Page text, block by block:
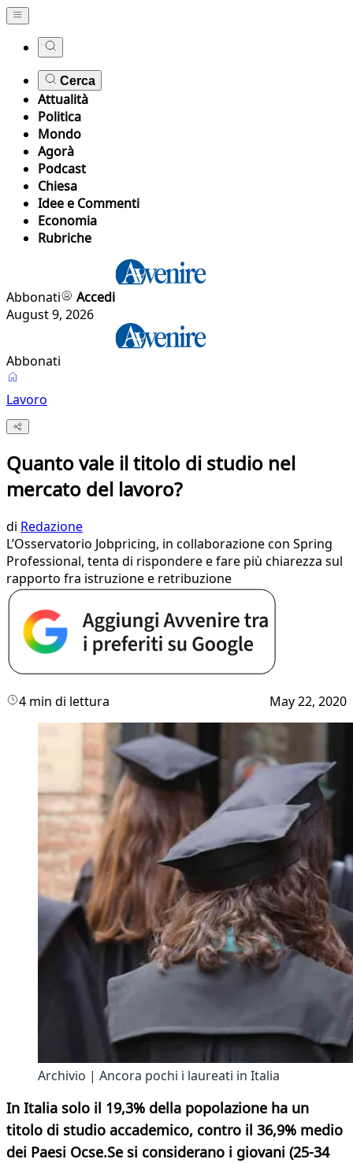
Cerca
Attualità
Politica
Mondo
Agorà
Podcast
Chiesa
Idee e Commenti
Economia
Rubriche
Abbonati
Accedi
August 9, 2026
Abbonati
Lavoro
Quanto vale il titolo di studio nel
mercato del lavoro?
di Redazione
L’Osservatorio Jobpricing, in collaborazione con Spring
Professional, tenta di rispondere e fare più chiarezza sul
rapporto fra istruzione e retribuzione
4 min di lettura May 22, 2020
Archivio | Ancora pochi i laureati in Italia
In Italia solo il 19,3% della popolazione ha un
titolo di studio accademico, contro il 36,9% medio
dei Paesi Ocse.Se si considerano i giovani (25-34